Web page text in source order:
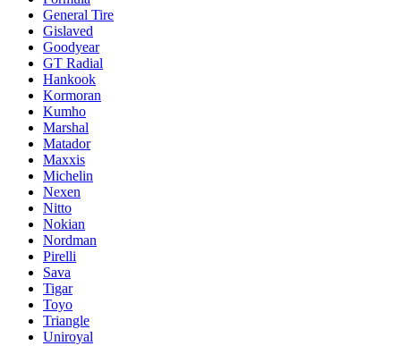
General Tire
Gislaved
Goodyear
GT Radial
Hankook
Kormoran
Kumho
Marshal
Matador
Maxxis
Michelin
Nexen
Nitto
Nokian
Nordman
Pirelli
Sava
Tigar
Toyo
Triangle
Uniroyal